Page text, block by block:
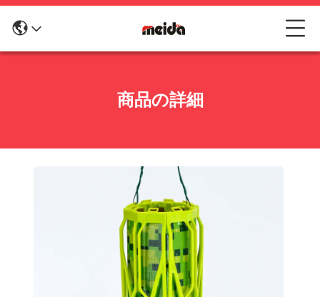
商品の詳細